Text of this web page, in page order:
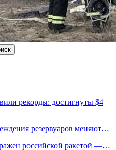
рекорды: достигнуты $4
резервуаров меняют…
российской ракетой —…